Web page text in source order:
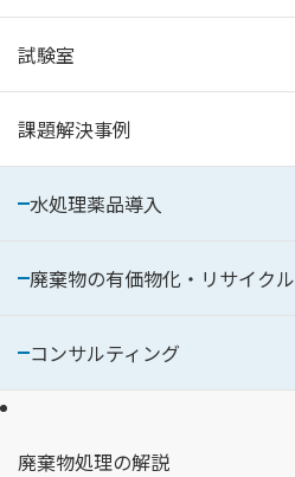
試験室
課題解決事例
水処理薬品導入
廃棄物の有価物化・リサイクル
コンサルティング
廃棄物処理の解説